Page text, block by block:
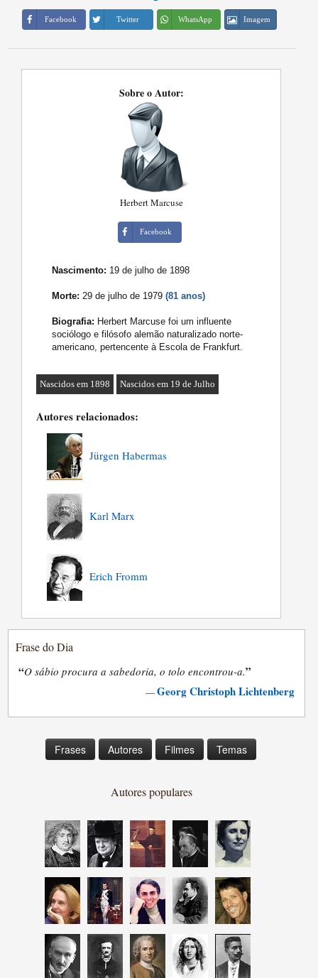
Facebook Twitter WhatsApp Imagem
Sobre o Autor:
Herbert Marcuse
Facebook
Nascimento: 19 de julho de 1898
Morte: 29 de julho de 1979(81 anos)
Biografia: Herbert Marcuse foi um influente
sociólogo e filósofo alemão naturalizado norte-
americano, pertencente à Escola de Frankfurt.
Nascidos em 1898 Nascidos em 19 de Julho
Autores relacionados:
Jürgen Habermas
Karl Marx
Erich Fromm
Frase do Dia
“O sábio procura a sabedoria, o tolo encontrou-a.”
—Georg Christoph Lichtenberg
Frases Autores Filmes Temas
Autores populares